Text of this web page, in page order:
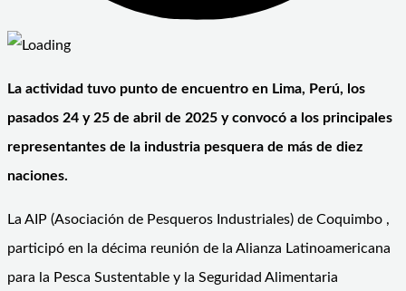
La actividad tuvo punto de encuentro en Lima, Perú, los
pasados 24 y 25 de abril de 2025 y convocó a los principales
representantes de la industria pesquera de más de diez
naciones.
La AIP (Asociación de Pesqueros Industriales) de Coquimbo ,
participó en la décima reunión de la Alianza Latinoamericana
para la Pesca Sustentable y la Seguridad Alimentaria